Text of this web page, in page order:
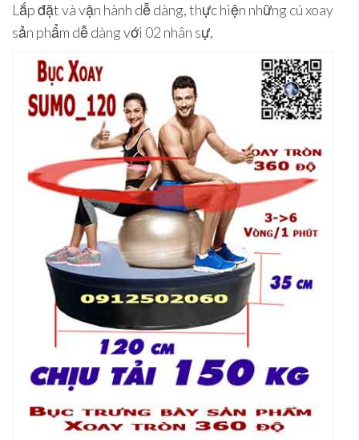
Lắp đặt và vận hành dễ dàng, thực hiện những cú xoay
sản phẩm dễ dàng với 02 nhân sự,